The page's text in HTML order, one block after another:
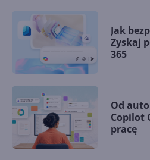
Jak
Zyskaj
365
Od
Copilot
pracę